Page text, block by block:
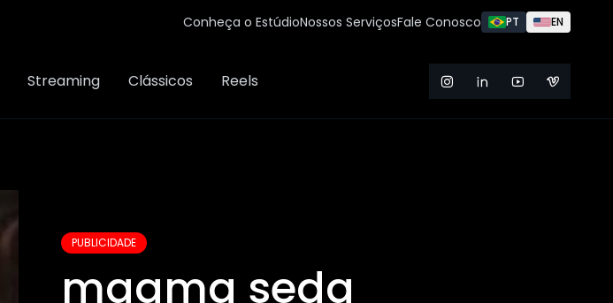
Conheça o EstúdioNossos ServiçosFale Conosco PT EN
Streaming Clássicos Reels
PUBLICIDADE
magma seda